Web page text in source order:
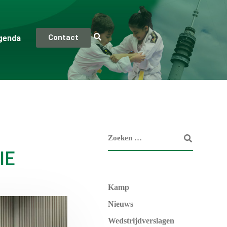
Contact
Kamp
Nieuws
Wedstrijdverslagen